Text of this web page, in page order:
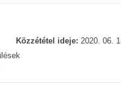
Közzététel ideje: 2020. 06.